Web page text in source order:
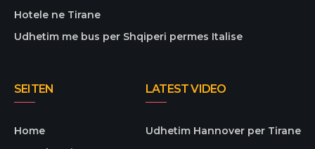
Hotele ne Tirane
Udhetim me bus per Shqiperi permes Italise
SEITEN
Home
LATEST VIDEO
Udhetim Hannover per Tirane